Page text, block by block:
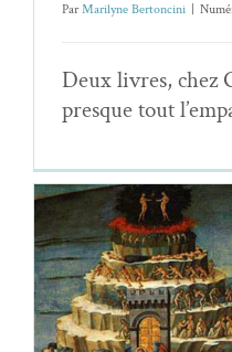
ParMarilyne Bertoncini
Deux livres, chez
presque tout